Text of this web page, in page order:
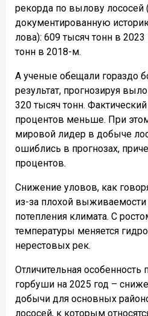
рекорда по вылову лососей
документированную
лова): 609 тысяч тонн в
тонн в 2018-м.
А ученые обещали гораздо
результат, прогнозируя
320 тысяч тонн.
процентов меньше. При
мировой лидер в добыче
ошиблись в прогнозах,
процентов.
Снижение уловов, как
из-за плохой
потепления климата. С
температуры меняется
нерестовых рек.
Отличительная особенность
горбуши на 2025 год –
добычи для основных
лососей, к которым